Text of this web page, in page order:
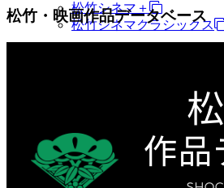
松竹シネマ＋
松竹シネマクラシックス
松竹ストア（通販サイト）
ゲーム事業（English）
企業情報
松竹・映画作品データベース